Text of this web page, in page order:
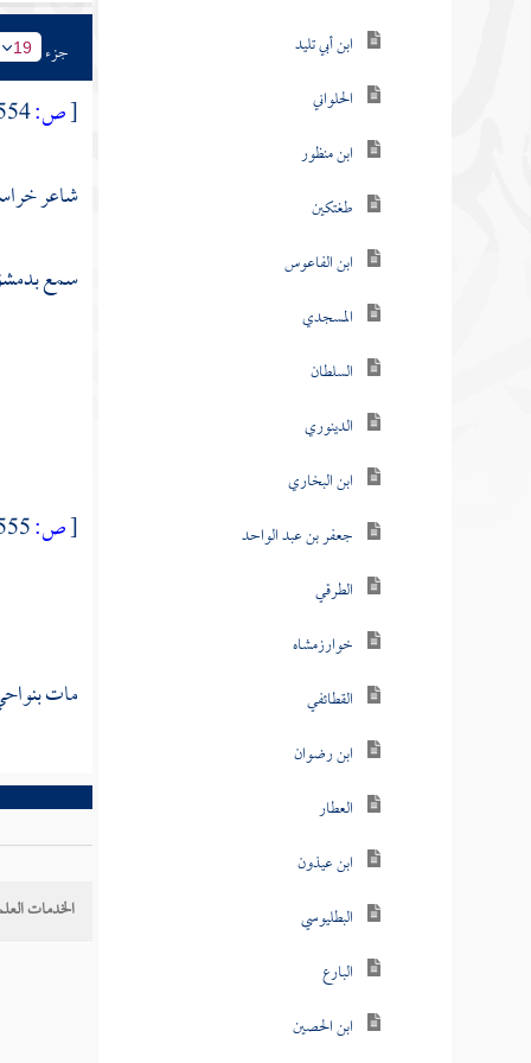
ابن أبي تليد
الحلواني
ابن منظور
طغتكين
ابن الفاعوس
المسجدي
السلطان
الدينوري
ابن البخاري
جعفر بن عبد الواحد
الطرقي
خوارزمشاه
القطائفي
ابن رضوان
العطار
ابن عيذون
البطليوسي
البارع
ابن الحصين
جزء 19
[ص:
شاعر
سمع
[ص:
مات
الخدمات